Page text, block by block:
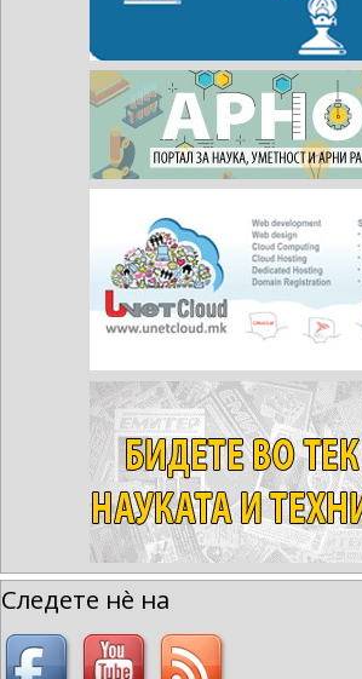
Следете нè на